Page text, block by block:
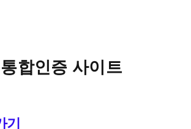
합인증 사이트
기